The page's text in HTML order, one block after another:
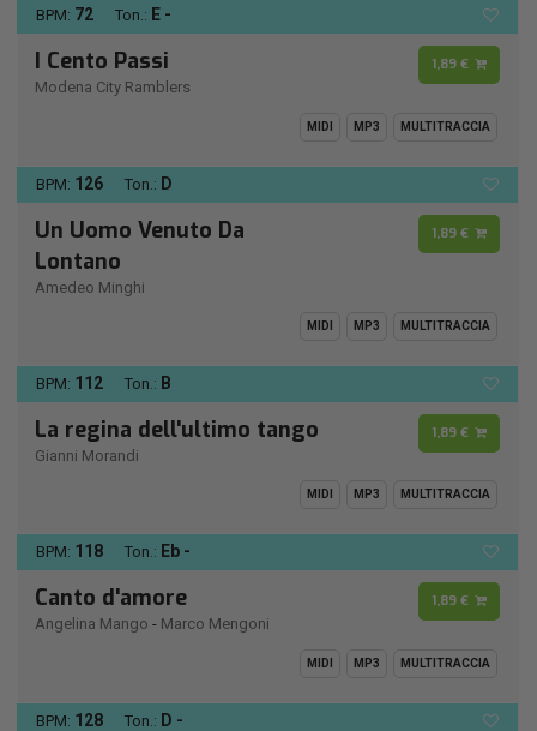
BPM: 72 Ton.: E -
I Cento Passi
Modena City Ramblers
1,89 €
MIDI MP3 MULTITRACCIA
BPM: 126 Ton.: D
Un Uomo Venuto Da
Lontano
Amedeo Minghi
1,89 €
MIDI MP3 MULTITRACCIA
BPM: 112 Ton.: B
La regina dell'ultimo tango
Gianni Morandi
1,89 €
MIDI MP3 MULTITRACCIA
BPM: 118 Ton.: Eb -
Canto d'amore
Angelina Mango - Marco Mengoni
1,89 €
MIDI MP3 MULTITRACCIA
BPM: 128 Ton.: D -